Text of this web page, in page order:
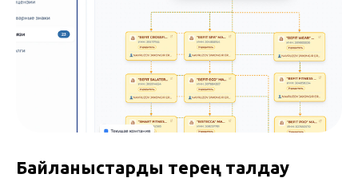
Байланыстарды терең талдау